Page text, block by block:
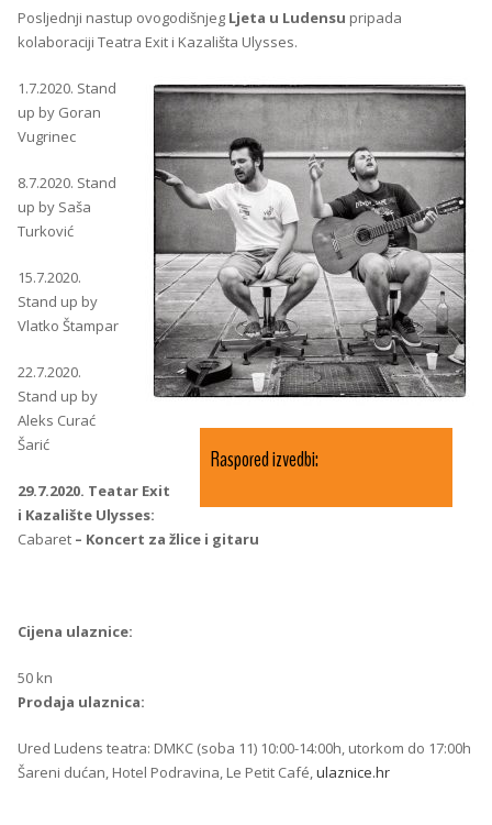
Posljednji nastup ovogodišnjeg Ljeta u Ludensu pripada
kolaboraciji Teatra Exit i Kazališta Ulysses.
Raspored izvedbi:
1.7.2020. Stand
up by Goran
Vugrinec
8.7.2020. Stand
up by Saša
Turković
15.7.2020.
Stand up by
Vlatko Štampar
22.7.2020.
Stand up by
Aleks Curać
Šarić
29.7.2020. Teatar Exit
i Kazalište Ulysses:
Cabaret – Koncert za žlice i gitaru
Cijena ulaznice:
50 kn
Prodaja ulaznica:
Ured Ludens teatra: DMKC (soba 11) 10:00-14:00h, utorkom do 17:00h
Šareni dućan, Hotel Podravina, Le Petit Café, ulaznice.hr